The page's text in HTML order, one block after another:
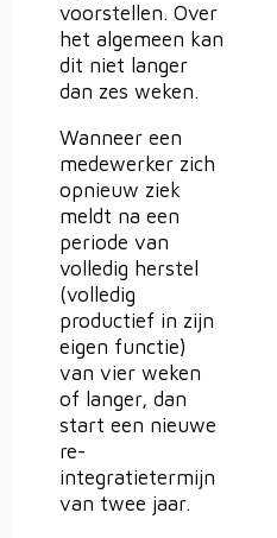
voorstellen. Over
het algemeen kan
dit niet langer
dan zes weken.
Wanneer een
medewerker zich
opnieuw ziek
meldt na een
periode van
volledig herstel
(volledig
productief in zijn
eigen functie)
van vier weken
of langer, dan
start een nieuwe
re-
integratietermijn
van twee jaar.